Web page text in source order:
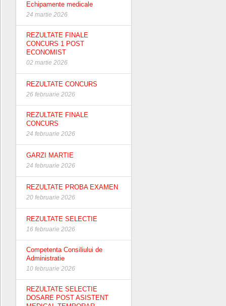
Echipamente medicale
24 martie 2026
REZULTATE FINALE
CONCURS 1 POST
ECONOMIST
02 martie 2026
REZULTATE CONCURS
26 februarie 2026
REZULTATE FINALE
CONCURS
24 februarie 2026
GARZI MARTIE
24 februarie 2026
REZULTATE PROBA EXAMEN
20 februarie 2026
REZULTATE SELECTIE
16 februarie 2026
Competenta Consiliului de
Administratie
10 februarie 2026
REZULTATE SELECTIE
DOSARE POST ASISTENT